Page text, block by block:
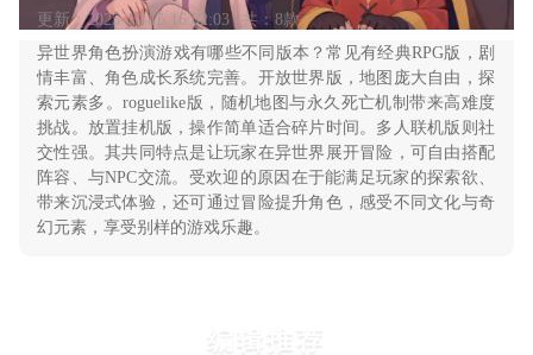
更新：2025-10-15 16:02:03
共：8款
异世界角色扮演游戏有哪些不同版本？常见有经典RPG版，剧
情丰富、角色成长系统完善。开放世界版，地图庞大自由，探
索元素多。roguelike版，随机地图与永久死亡机制带来高难度
挑战。放置挂机版，操作简单适合碎片时间。多人联机版则社
交性强。其共同特点是让玩家在异世界展开冒险，可自由搭配
阵容、与NPC交流。受欢迎的原因在于能满足玩家的探索欲、
带来沉浸式体验，还可通过冒险提升角色，感受不同文化与奇
幻元素，享受别样的游戏乐趣。